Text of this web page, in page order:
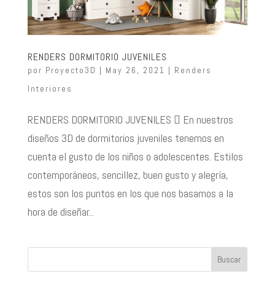
RENDERS DORMITORIO JUVENILES
por Proyecto3D | May 26, 2021 | Renders
Interiores
RENDERS DORMITORIO JUVENILES  En nuestros
diseños 3D de dormitorios juveniles tenemos en
cuenta el gusto de los niños o adolescentes. Estilos
contemporáneos, sencillez, buen gusto y alegría,
estos son los puntos en los que nos basamos a la
hora de diseñar...